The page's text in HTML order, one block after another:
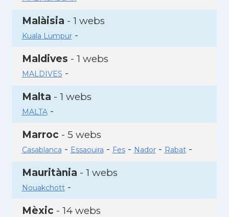
Malàisia - 1 webs
Kuala Lumpur-
Maldives - 1 webs
MALDIVES -
Malta - 1 webs
MALTA-
Marroc - 5 webs
Casablanca - Essaouira - Fes- Nador- Rabat-
Mauritània - 1 webs
Nouakchott-
Mèxic - 14 webs